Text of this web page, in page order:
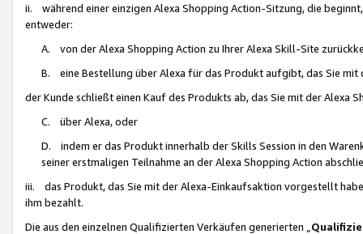
ii. während einer einzigen Alexa Shopping Action-Sitzung, die
entweder:
A. von der Alexa Shopping Action zu Ihrer Alexa Skill-Site
B. eine Bestellung über Alexa für das Produkt aufgibt, das Sie mit
der Kunde schließt einen Kauf des Produkts ab, das Sie mit der Alexa
C. über Alexa, oder
D. indem er das Produkt innerhalb der Skills Session in den
seiner erstmaligen Teilnahme an der Alexa Shopping Action
iii. das Produkt, das Sie mit der Alexa-Einkaufsaktion vorgestellt
ihm bezahlt.
Die aus den einzelnen Qualifizierten Verkäufen generierten „